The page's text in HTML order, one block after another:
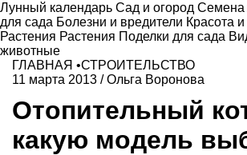
Лунный календарь Сад и огород Семена
для сада Болезни и вредители Красота
Растения Растения Поделки для сада
животные
ГЛАВНАЯ •СТРОИТЕЛЬСТВО
11 марта 2013 /Ольга Воронова
Отопительный
какую модель